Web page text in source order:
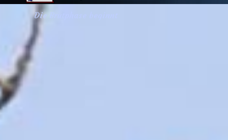
Die Brutphase beginnt